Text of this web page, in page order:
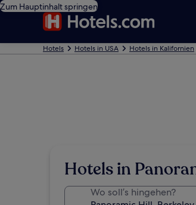
Zum Hauptinhalt springen
Hotels Hotels in USA Hotels in Kalifornien
Hotels in
Wo soll’s hingehen?